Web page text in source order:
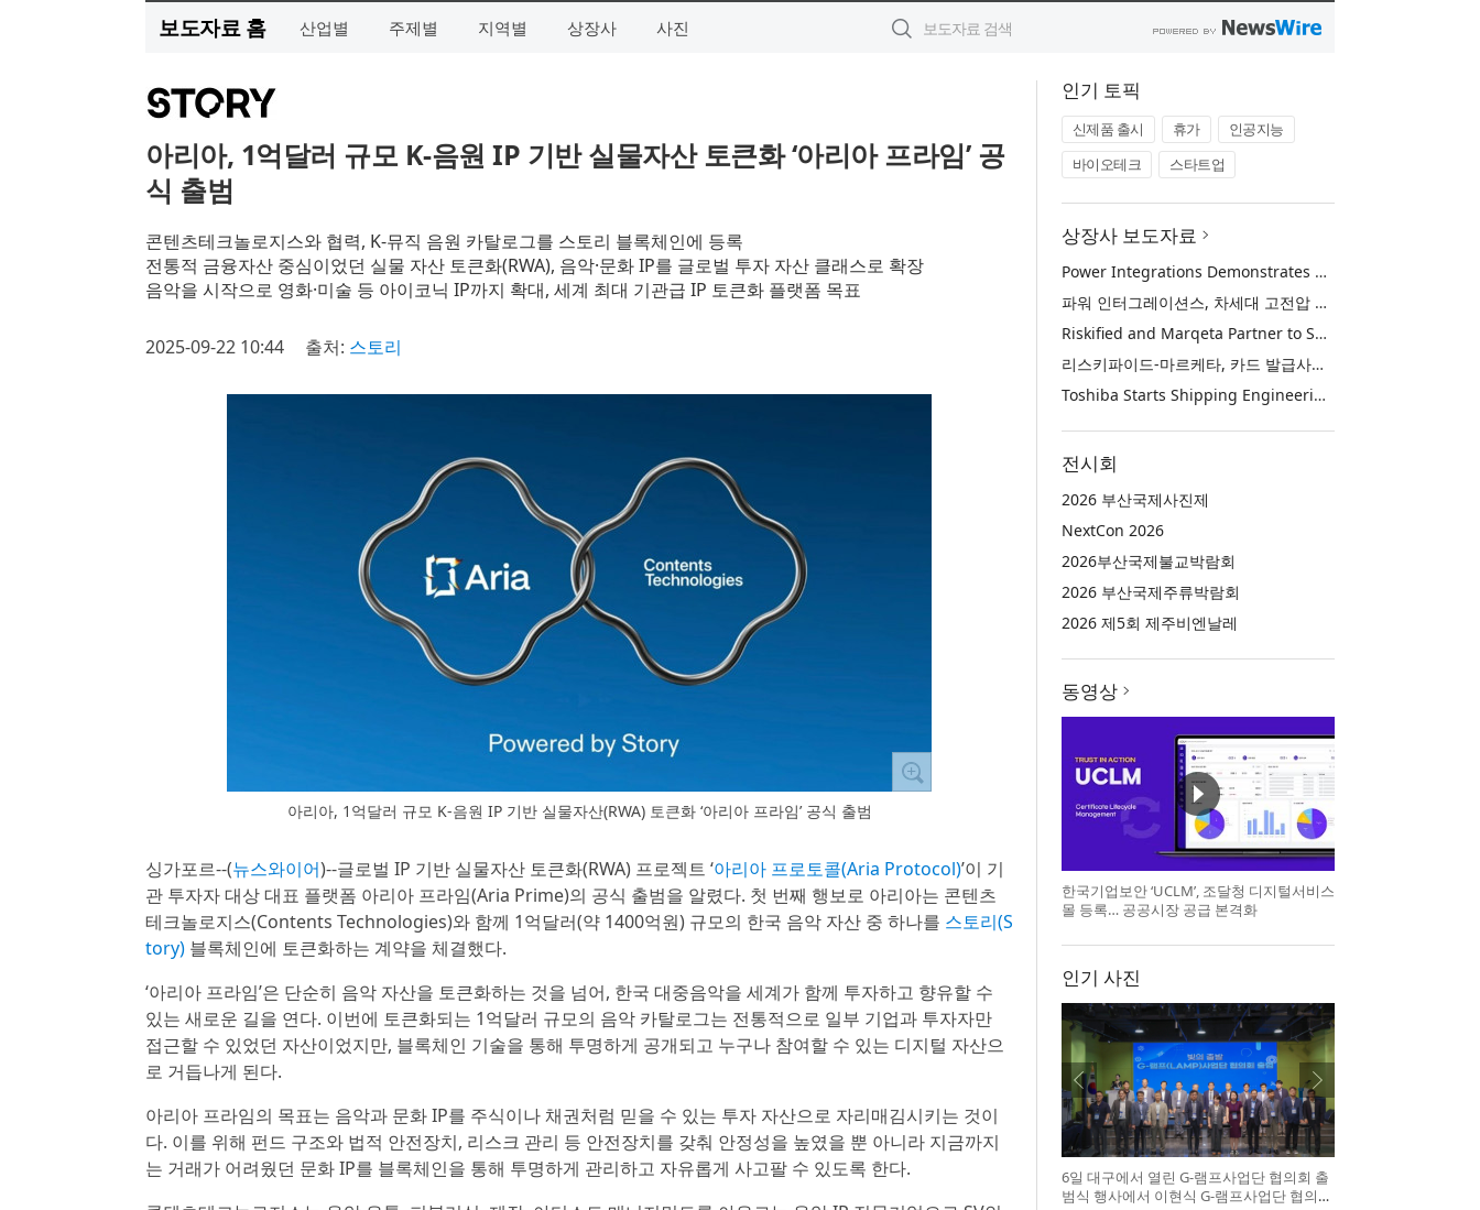
보도자료 홈 산업별 주제별 지역별 상장사 사진
아리아, 1억달러 규모 K-음원 IP 기반 실물자산 토큰화 ‘아리아 프라임’ 공
식 출범
콘텐츠테크놀로지스와 협력, K-뮤직 음원 카탈로그를 스토리 블록체인에 등록
전통적 금융자산 중심이었던 실물 자산 토큰화(RWA), 음악·문화 IP를 글로벌 투자 자산 클래스로 확장
음악을 시작으로 영화·미술 등 아이코닉 IP까지 확대, 세계 최대 기관급 IP 토큰화 플랫폼 목표
2025-09-22 10:44 출처: 스토리
아리아, 1억달러 규모 K-음원 IP 기반 실물자산(RWA) 토큰화 ‘아리아 프라임’ 공식 출범
싱가포르--(뉴스와이어)--글로벌 IP 기반 실물자산 토큰화(RWA) 프로젝트 ‘아리아 프로토콜(Aria Protocol)’이 기
관 투자자 대상 대표 플랫폼 아리아 프라임(Aria Prime)의 공식 출범을 알렸다. 첫 번째 행보로 아리아는 콘텐츠
테크놀로지스(Contents Technologies)와 함께 1억달러(약 1400억원) 규모의 한국 음악 자산 중 하나를 스토리(S
tory) 블록체인에 토큰화하는 계약을 체결했다.
‘아리아 프라임’은 단순히 음악 자산을 토큰화하는 것을 넘어, 한국 대중음악을 세계가 함께 투자하고 향유할 수
있는 새로운 길을 연다. 이번에 토큰화되는 1억달러 규모의 음악 카탈로그는 전통적으로 일부 기업과 투자자만
접근할 수 있었던 자산이었지만, 블록체인 기술을 통해 투명하게 공개되고 누구나 참여할 수 있는 디지털 자산으
로 거듭나게 된다.
아리아 프라임의 목표는 음악과 문화 IP를 주식이나 채권처럼 믿을 수 있는 투자 자산으로 자리매김시키는 것이
다. 이를 위해 펀드 구조와 법적 안전장치, 리스크 관리 등 안전장치를 갖춰 안정성을 높였을 뿐 아니라 지금까지
는 거래가 어려웠던 문화 IP를 블록체인을 통해 투명하게 관리하고 자유롭게 사고팔 수 있도록 한다.
인기 토픽
신제품 출시 휴가
인공지능
바이오테크
스타트업
상장사 보도자료
Power Integrations Demonstrates World’s First 2200 V GaN Technology for Next-Era High-Voltage Power Systems
파워 인터그레이션스, 차세대 고전압 전력 시스템을 위한 세계 최초의 2200V GaN 기술 시연
Riskified and Marqeta Partner to Sharpen Card Issuer Authorization Decisions and Help Reduce False Declines
리스키파이드-마르케타, 카드 발급사의 승인 판단 정교화 및 오거절 감소 위해 협력
Toshiba Starts Shipping Engineering Samples of TXZ+™ Family Entry‑Class M4V Group, Standard Microcontrollers with Arm® Cortex®‑M4 Core for System Control Applications
전시회
2026 부산국제사진제
NextCon 2026
2026부산국제불교박람회
2026 부산국제주류박람회
2026 제5회 제주비엔날레
동영상
한국기업보안 ‘UCLM’, 조달청 디지털서비스
몰 등록… 공공시장 공급 본격화
인기 사진
6일 대구에서 열린 G-램프사업단 협의회 출
범식 행사에서 이현식 G-램프사업단 협의회